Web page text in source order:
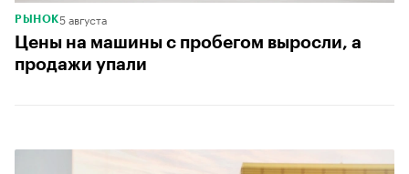
РЫНОК5 августа
Цены на машины с пробегом выросли, а
продажи упали